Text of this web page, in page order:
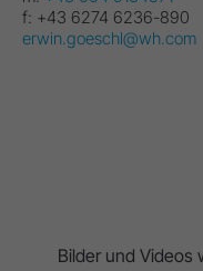
f: +43 6274 6236-890
erwin.goeschl@wh.com
Bilder und Videos